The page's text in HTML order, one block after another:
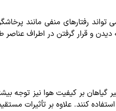
رفتارهای منفی مانند
و قرار گرفتن در اطراف
گیاهان بر کیفیت هوا نیز
کنند. علاوه بر تأثیرات